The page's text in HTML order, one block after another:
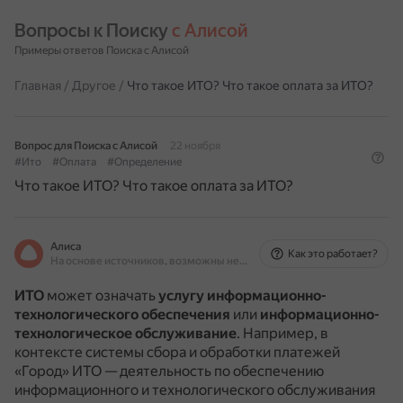
Вопросы к Поиску с Алисой
Примеры ответов Поиска с Алисой
Главная / Другое / Что такое ИТО? Что такое оплата за ИТО?
Вопрос для Поиска с Алисой
22 ноября
#Ито
#Оплата #Определение
Что такое ИТО? Что такое оплата за ИТО?
Алиса
На основе источников, возможны неточности
Как это работает?
ИТО может означать услугу информационно-
технологического обеспечения или информационно-
технологическое обслуживание. Например, в
контексте системы сбора и обработки платежей
«Город» ИТО — деятельность по обеспечению
информационного и технологического обслуживания